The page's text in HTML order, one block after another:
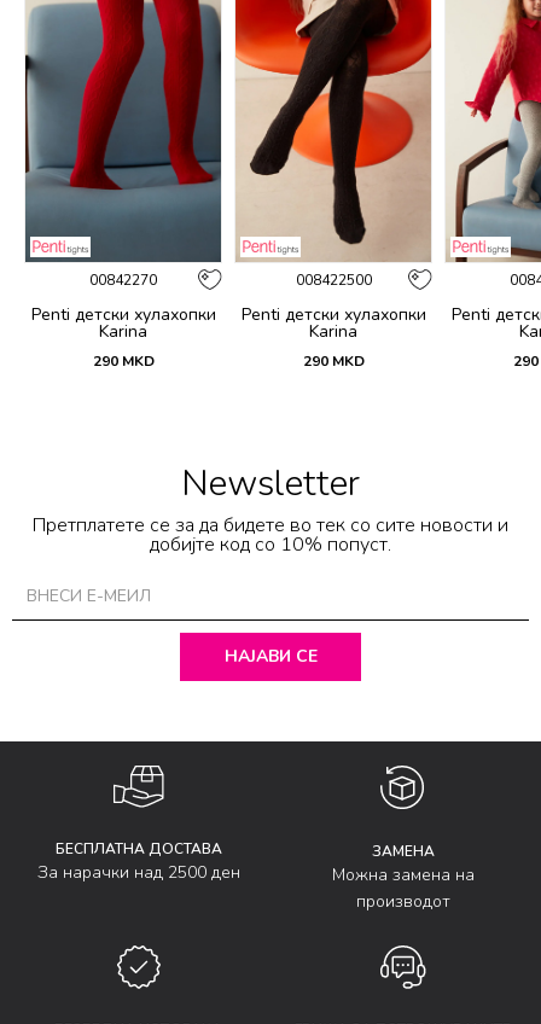
00842270
Penti детски хулахопки
Karina
290 MKD
008422500
Penti детски хулахопки
Karina
290 MKD
Penti
290
Newsletter
Претплатете се за да бидете во тек со сите новости и
добијте код со 10% попуст.
НАЈАВИ СЕ
БЕСПЛАТНА ДОСТАВА
За нарачки над 2500 ден
ЗАМЕНА
Можна замена на
производот